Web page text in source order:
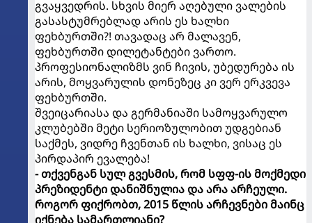
გვაყვედრის. სხვის მიერ აღებული ვალების
გასასტუმრებლად არის ეს ხალხი
ფეხბურთში?! თავადაც არ მალავენ,
ფეხბურთში დილეტანტები ვართო.
პროფესიონალიზმს ვინ ჩივის, უბედურება ის
არის, მოყვარულის დონეზეც კი ვერ ერკვევა
ფეხბურთში.
შვეიცარიასა და გერმანიაში სამოყვარულო
კლუბებში მეტი სერიოზულობით უდგებიან
საქმეს, ვიდრე ჩვენთან ის ხალხი, ვისაც ეს
პირდაპირ ევალება!
- თქვენგან სულ გვესმის, რომ სფფ-ის მოქმედი
პრეზიდენტი დანიშნულია და არა არჩეული.
როგორ ფიქრობთ, 2015 წლის არჩევნები მაინც
იქნება სამართლიანი?